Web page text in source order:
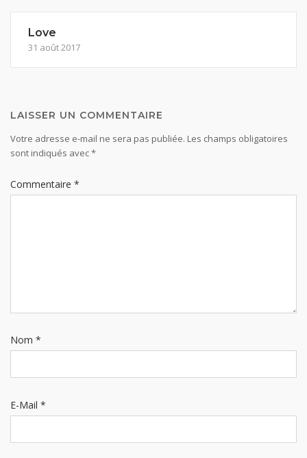
Love
31 août 2017
LAISSER UN COMMENTAIRE
Votre adresse e-mail ne sera pas publiée. Les champs obligatoires
sont indiqués avec*
Commentaire *
Nom *
E-Mail *